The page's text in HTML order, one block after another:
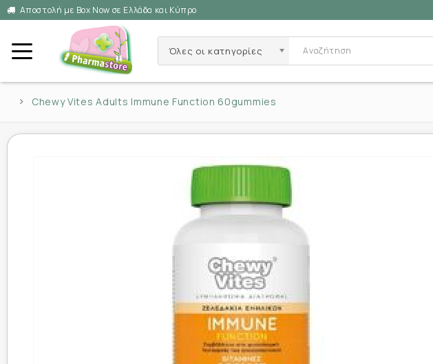
Αποστολή με Box Now σε Ελλάδα και Κύπρο
Όλες οι κατηγορίες
Chewy Vites Adults Immune Function 60gummies